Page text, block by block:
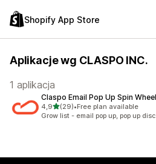
Shopify App Store
Aplikacje wg CLASPO INC.
1 aplikacja
Claspo Email Pop Up Spin Wheel
4,9na 5 gwiazdek
(29)
Łączna liczba recenzji: 29
•Free plan available
Grow list - email pop up, pop up